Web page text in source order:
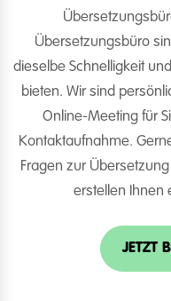
Übersetzungsbüro
dieselbe Schnelligkeit
bieten. Wir sind
Online-Meeting für
Kontaktaufnahme.
Fragen zur
erstellen Ihnen
JETZT